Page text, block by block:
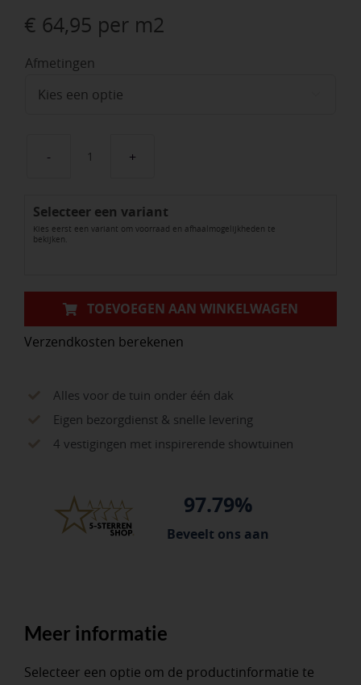
€ 64,95 per m2
Afmetingen
Kera
Slate
Argento
Selecteer een variant
Kies eerst een variant om voorraad en afhaalmogelijkheden te
bekijken.
TOEVOEGEN AAN WINKELWAGEN
Verzendkosten berekenen
Alles voor de tuin onder één dak
Eigen bezorgdienst & snelle levering
4 vestigingen met inspirerende showtuinen
97.79%
Beveelt ons aan
Meer informatie
Selecteer een optie om de productinformatie te